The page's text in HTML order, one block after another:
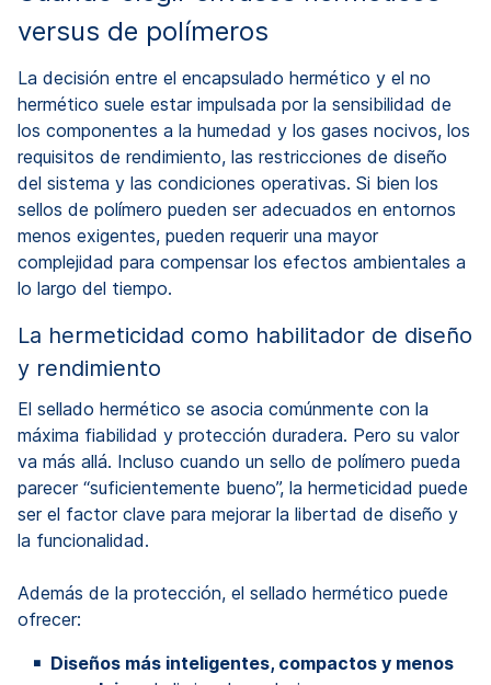
versus de polímeros
La decisión entre el encapsulado hermético y el no
hermético suele estar impulsada por la sensibilidad de
los componentes a la humedad y los gases nocivos, los
requisitos de rendimiento, las restricciones de diseño
del sistema y las condiciones operativas. Si bien los
sellos de polímero pueden ser adecuados en entornos
menos exigentes, pueden requerir una mayor
complejidad para compensar los efectos ambientales a
lo largo del tiempo.
La hermeticidad como habilitador de diseño
y rendimiento
El sellado hermético se asocia comúnmente con la
máxima fiabilidad y protección duradera. Pero su valor
va más allá. Incluso cuando un sello de polímero pueda
parecer “suficientemente bueno”, la hermeticidad puede
ser el factor clave para mejorar la libertad de diseño y
la funcionalidad.
Además de la protección, el sellado hermético puede
ofrecer:
Diseños más inteligentes, compactos y menos